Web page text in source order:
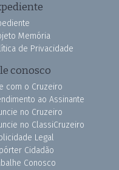
Memória
de Privacidade
conosco
com o Cruzeiro
ao Assinante
no Cruzeiro
no ClassiCruzeiro
Legal
Cidadão
Conosco